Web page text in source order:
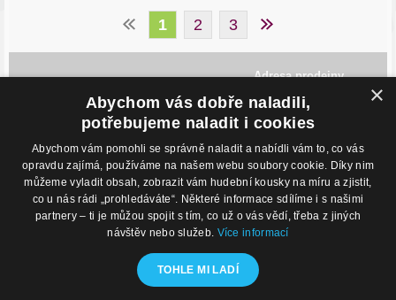
1 2 3
Adresa prodejny
Havlíčkovo Nábřeží 28,
702 00, Ostrava
Česká Republika
Kontakty
Eshop: +420 725 169 052
Prodejna: +420 596 113 012
eshop@hudebnisvet.cz
O nákupu
Obchodní podmínky
Podmínky prodeje na splátky
Kontakty
Hudební zázemí
×
Abychom vás dobře naladili,
potřebujeme naladit i cookies
Abychom vám pomohli se správně naladit a nabídli vám to, co vás
opravdu zajímá, používáme na našem webu soubory cookie. Díky nim
můžeme vyladit obsah, zobrazit vám hudební kousky na míru a zjistit,
co u nás rádi „prohledáváte“. Některé informace sdílíme i s našimi
partnery – ti je můžou spojit s tím, co už o vás vědí, třeba z jiných
návštěv nebo služeb. Více informací
TOHLE MI LADÍ